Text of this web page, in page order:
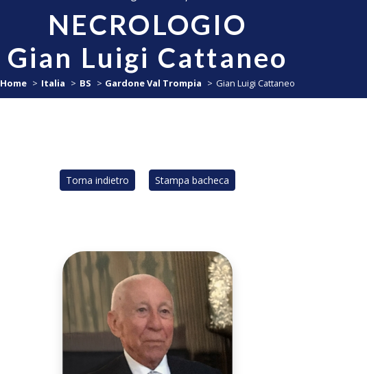
NECROLOGIO
Gian Luigi Cattaneo
Home Italia BS Gardone Val Trompia Gian Luigi Cattaneo
Torna indietro Stampa bacheca